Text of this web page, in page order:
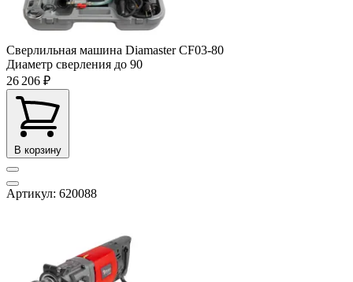
Сверлильная машина Diamaster CF03-80
Диаметр сверления до 90
26 206 ₽
В корзину
Артикул: 620088